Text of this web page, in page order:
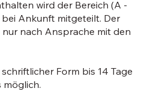
wird der Bereich (A -
bei Ankunft mitgeteilt. Der
nach Ansprache mit den
Form bis 14 Tage